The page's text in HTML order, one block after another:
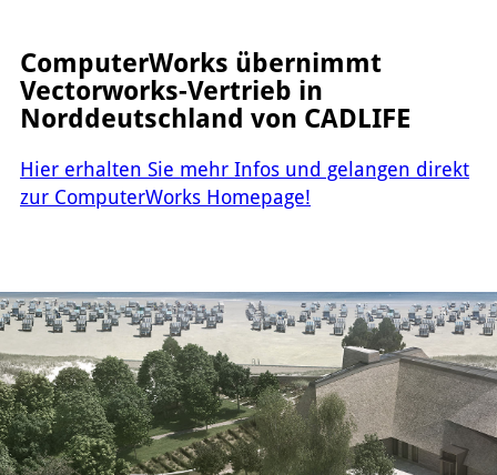
ComputerWorks übernimmt
Vectorworks-Vertrieb in
Norddeutschland von CADLIFE
Hier erhalten Sie mehr Infos und gelangen direkt
zur ComputerWorks Homepage!